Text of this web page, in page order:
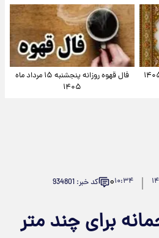
فال قهوه روزانه پنجشنبه ۱۵ مرداد ماه
۱۴۰۵
۱۰:۳۴۰ کد خبر: 934801
برای چند متر